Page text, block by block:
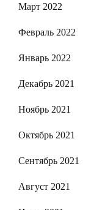
Март 2022
Февраль 2022
Январь 2022
Декабрь 2021
Ноябрь 2021
Октябрь 2021
Сентябрь 2021
Август 2021